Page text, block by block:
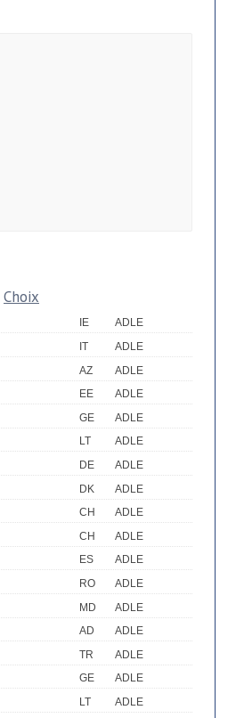
Choix
IE
ADLE
IT
ADLE
AZ
ADLE
EE
ADLE
GE
ADLE
LT
ADLE
DE
ADLE
DK
ADLE
CH
ADLE
CH
ADLE
ES
ADLE
RO
ADLE
MD
ADLE
AD
ADLE
TR
ADLE
GE
ADLE
LT
ADLE